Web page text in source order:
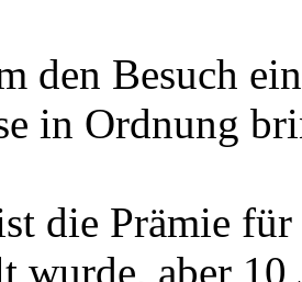
den Besuch
in Ordnung
die Prämie
wurde, aber 10